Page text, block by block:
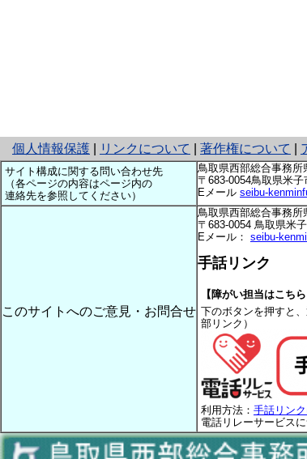
個人情報保護
と
り
ネ
ッ
ト
リンクについて 著作権について
サイト構成に関する問い合わせ先
（各ページの内容はページ内の
連絡先を参照してください）
鳥取県西部総合事務
〒683-0054鳥取県米
Eメール seibu-
このサイトへのご意見・お問合せ
鳥取県西部総合事務
〒683-0054 鳥取県米
Eメール： seibu-
手話リンク
【障がい担当はこちら
下のボタンを押すと
部リンク）
利用方法： 手話リン
電話リレーサービスに